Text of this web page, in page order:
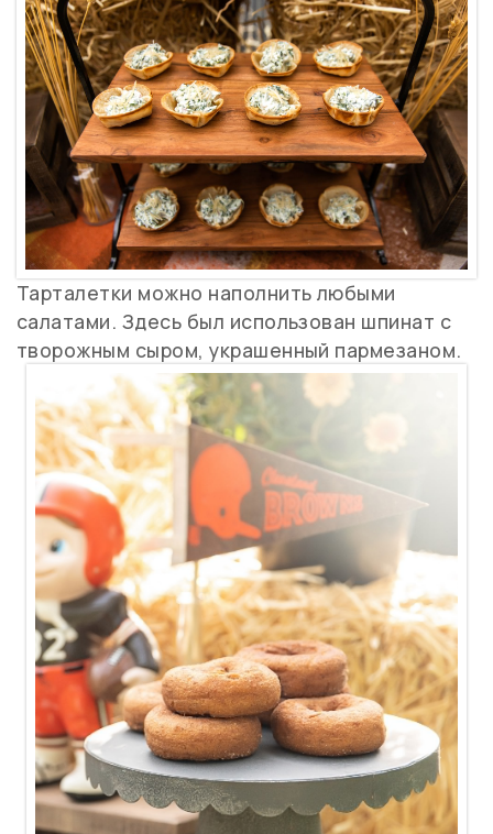
Тарталетки можно наполнить любыми
салатами. Здесь был использован шпинат с
творожным сыром, украшенный пармезаном.